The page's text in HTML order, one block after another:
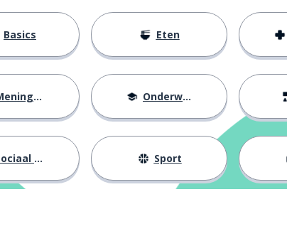
Basics Eten
Onderwijs
leven Sport